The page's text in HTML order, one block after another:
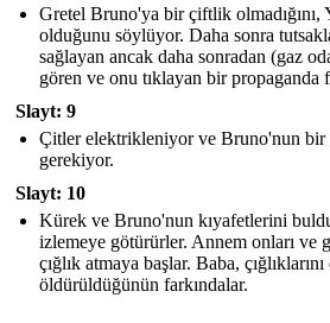
Gretel Bruno'ya bir çiftlik olmadığını,
olduğunu söylüyor. Daha sonra
sağlayan ancak daha sonradan (gaz
gören ve onu tıklayan bir propaganda
Slayt: 9
Çitler elektrikleniyor ve Bruno'nun bir
gerekiyor.
Slayt: 10
Kürek ve Bruno'nun kıyafetlerini
izlemeye götürürler. Annem onları ve
çığlık atmaya başlar. Baba,
öldürüldüğünün farkındalar.